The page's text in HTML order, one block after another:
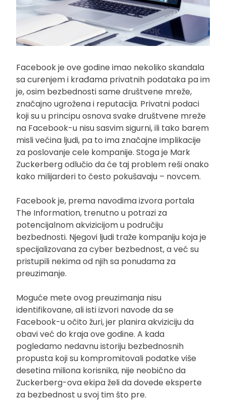
Facebook je ove godine imao nekoliko skandala
sa curenjem i krađama privatnih podataka pa im
je, osim bezbednosti same društvene mreže,
značajno ugrožena i reputacija. Privatni podaci
koji su u principu osnova svake društvene mreže
na Facebook-u nisu sasvim sigurni, ili tako barem
misli većina ljudi, pa to ima značajne implikacije
za poslovanje cele kompanije. Stoga je Mark
Zuckerberg odlučio da će taj problem reši onako
kako milijarderi to često pokušavaju – novcem.
Facebook je, prema navodima izvora portala
The Information, trenutno u potrazi za
potencijalnom akvizicijom u područiju
bezbednosti. Njegovi ljudi traže kompaniju koja je
specijalizovana za cyber bezbednost, a već su
pristupili nekima od njih sa ponudama za
preuzimanje.
Moguće mete ovog preuzimanja nisu
identifikovane, ali isti izvori navode da se
Facebook-u očito žuri, jer planira akviziciju da
obavi već do kraja ove godine. A kada
pogledamo nedavnu istoriju bezbednosnih
propusta koji su kompromitovali podatke više
desetina miliona korisnika, nije neobično da
Zuckerberg-ova ekipa želi da dovede eksperte
za bezbednost u svoj tim što pre.